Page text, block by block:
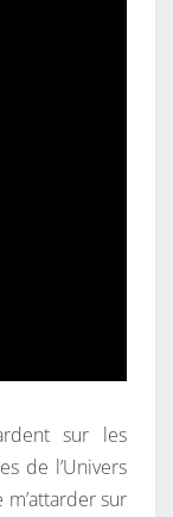
sur les
de l’Univers
m’attarder sur